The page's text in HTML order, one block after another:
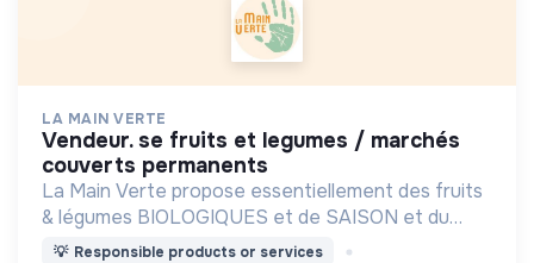
LA MAIN VERTE
vendeur. se fruits et legumes / marchés
couverts permanents
La Main Verte propose essentiellement des fruits
& légumes BIOLOGIQUES et de SAISON et du
vrac, en DIRECT PRODUCTEURS et ZÉRO
💡 Responsible products or services